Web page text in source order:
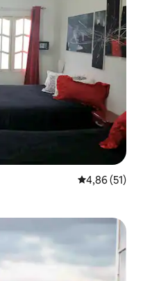
Gemiddelde
4,86 (51)